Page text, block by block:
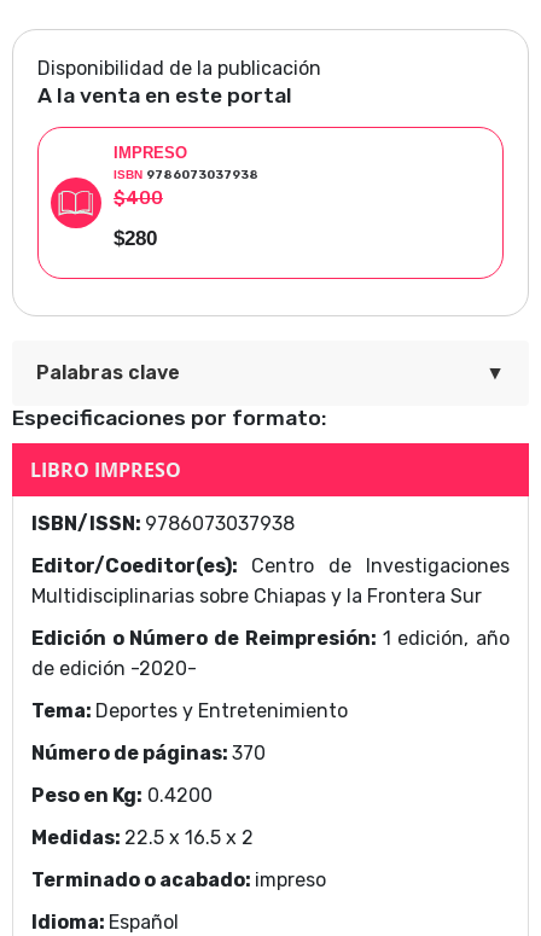
coincidentes; sin embargo, los años posrevolucionarios
muestran la efervescencia de ideas sobre la
regeneración física y la higienización social en la
sociedad chiapaneca.
Disponibilidad de la publicación
A la venta en este portal
IMPRESO
ISBN 9786073037938
$400
$280
Palabras clave ▼
Disciplinar cuerpos
normalizar ciudadanos. Ensayos sobre la
deportivización de Chiapas tras la
Área Temática
Chiapas y la Frontera Sur
Especificaciones por formato:
LIBRO IMPRESO
ISBN/ISSN: 9786073037938
Editor/Coeditor(es): Centro de Investigaciones
Multidisciplinarias sobre Chiapas y la Frontera Sur
Edición o Número de Reimpresión: 1 edición, año
de edición -2020-
Tema: Deportes y Entretenimiento
Número de páginas: 370
Peso en Kg: 0.4200
Medidas: 22.5 x 16.5 x 2
Terminado o acabado: impreso
Idioma: Español